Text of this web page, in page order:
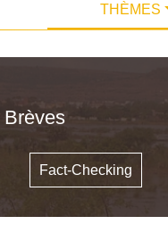
THÈMES
Brèves
Fact-Checking